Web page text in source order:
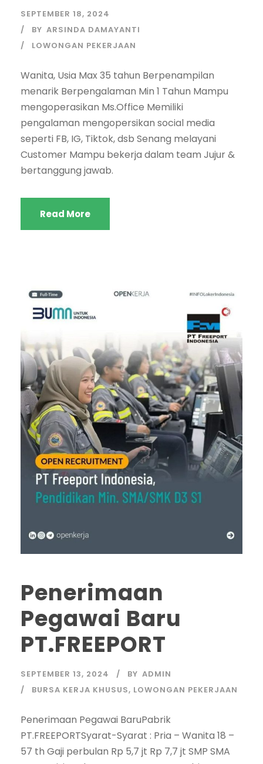
SEPTEMBER 18, 2024
BY ARSINDA DAMAYANTI
LOWONGAN PEKERJAAN
Wanita, Usia Max 35 tahun Berpenampilan
menarik Berpengalaman Min 1 Tahun Mampu
mengoperasikan Ms.Office Memiliki
pengalaman mengopersikan social media
seperti FB, IG, Tiktok, dsb Senang melayani
Customer Mampu bekerja dalam team Jujur &
bertanggung jawab.
Read More
Penerimaan
Pegawai Baru
PT.FREEPORT
SEPTEMBER 13, 2024 BY ADMIN
BURSA KERJA KHUSUS, LOWONGAN PEKERJAAN
Penerimaan Pegawai BaruPabrik
PT.FREEPORTSyarat-Syarat : Pria – Wanita 18 –
57 th Gaji perbulan Rp 5,7 jt Rp 7,7 jt SMP SMA